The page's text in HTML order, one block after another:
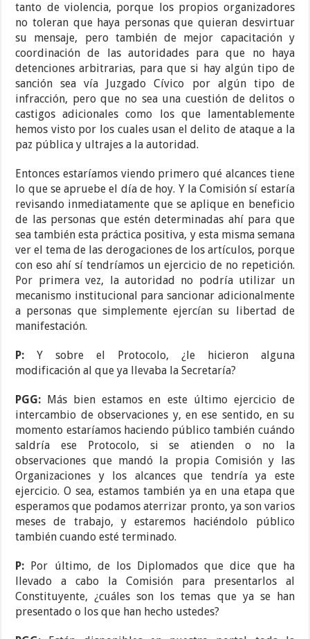
tanto de violencia, porque los propios organizadores
no toleran que haya personas que quieran desvirtuar
su mensaje, pero también de mejor capacitación y
coordinación de las autoridades para que no haya
detenciones arbitrarias, para que si hay algún tipo de
sanción sea vía Juzgado Cívico por algún tipo de
infracción, pero que no sea una cuestión de delitos o
castigos adicionales como los que lamentablemente
hemos visto por los cuales usan el delito de ataque a la
paz pública y ultrajes a la autoridad.
Entonces estaríamos viendo primero qué alcances tiene
lo que se apruebe el día de hoy. Y la Comisión sí estaría
revisando inmediatamente que se aplique en beneficio
de las personas que estén determinadas ahí para que
sea también esta práctica positiva, y esta misma semana
ver el tema de las derogaciones de los artículos, porque
con eso ahí sí tendríamos un ejercicio de no repetición.
Por primera vez, la autoridad no podría utilizar un
mecanismo institucional para sancionar adicionalmente
a personas que simplemente ejercían su libertad de
manifestación.
P: Y sobre el Protocolo, ¿le hicieron alguna
modificación al que ya llevaba la Secretaría?
PGG: Más bien estamos en este último ejercicio de
intercambio de observaciones y, en ese sentido, en su
momento estaríamos haciendo público también cuándo
saldría ese Protocolo, si se atienden o no la
observaciones que mandó la propia Comisión y las
Organizaciones y los alcances que tendría ya este
ejercicio. O sea, estamos también ya en una etapa que
esperamos que podamos aterrizar pronto, ya son varios
meses de trabajo, y estaremos haciéndolo público
también cuando esté terminado.
P: Por último, de los Diplomados que dice que ha
llevado a cabo la Comisión para presentarlos al
Constituyente, ¿cuáles son los temas que ya se han
presentado o los que han hecho ustedes?